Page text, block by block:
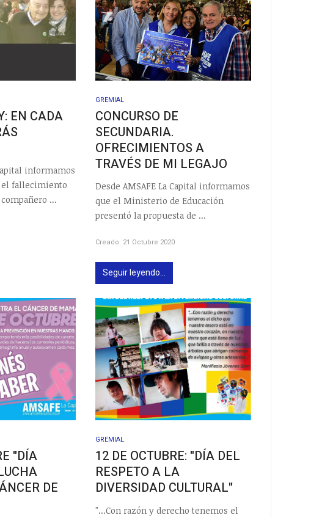
EN CADA
informamos
fallecimiento
...
GREMIAL
CONCURSO DE
SECUNDARIA.
OFRECIMIENTOS A
TRAVÉS DE MI LEGAJO
Desde AMSAFE La Capital informamos
que el Ministerio de Educación
presentó la propuesta de ...
Creado: 21 Octubre 2020
Seguir leyendo...
"DÍA
DE
GREMIAL
12 DE OCTUBRE: "DÍA DEL
RESPETO A LA
DIVERSIDAD CULTURAL"
"...Con razón y derecho tenemos el